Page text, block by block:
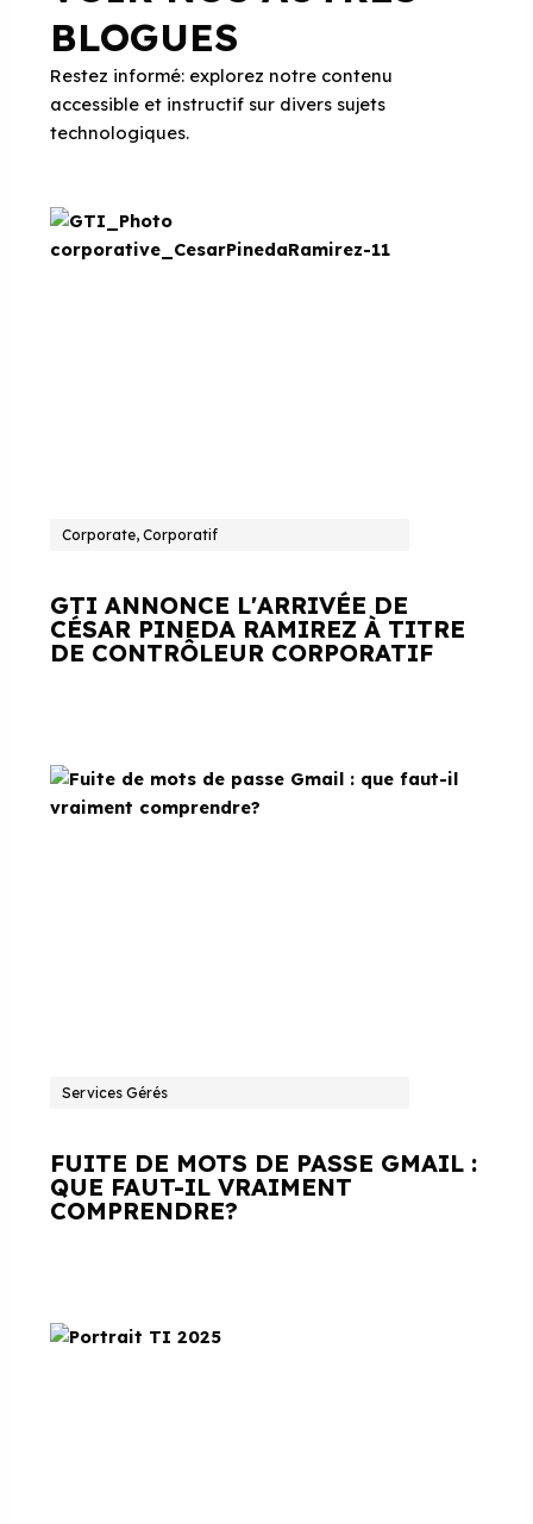
BLOGUES
Restez informé: explorez notre contenu
accessible et instructif sur divers sujets
technologiques.
Corporate, Corporatif
GTI ANNONCE L'ARRIVÉE DE
CÉSAR PINEDA RAMIREZ À TITRE
DE CONTRÔLEUR CORPORATIF
Services Gérés
FUITE DE MOTS DE PASSE GMAIL :
QUE FAUT-IL VRAIMENT
COMPRENDRE?